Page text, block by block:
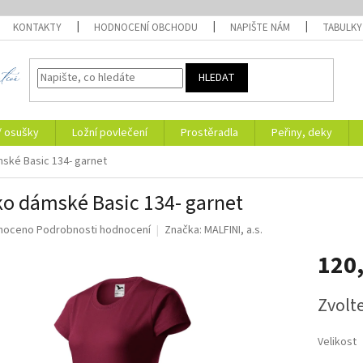
KONTAKTY HODNOCENÍ OBCHODU NAPIŠTE NÁM TABULKY
HLEDAT
osušky Ložní povlečení Prostěradla Peřiny, deky
Basic 134- garnet
dámské Basic 134- garnet
Podrobnosti hodnocení Značka: MALFINI, a.s.
cena:
Velikost